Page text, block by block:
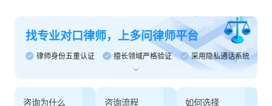
找专业对口律师，上多问律师平台
律师身份五重认证 擅长领域严格验证 采用隐私通话系统
咨询为什么
咨询流程
如何选择